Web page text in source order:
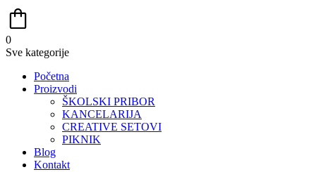
0
Sve kategorije
Početna
Proizvodi
ŠKOLSKI PRIBOR
KANCELARIJA
CREATIVE SETOVI
PIKNIK
Blog
Kontakt